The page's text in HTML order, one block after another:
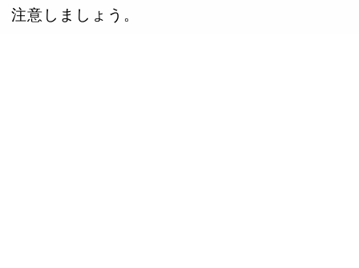
注意しましょう。